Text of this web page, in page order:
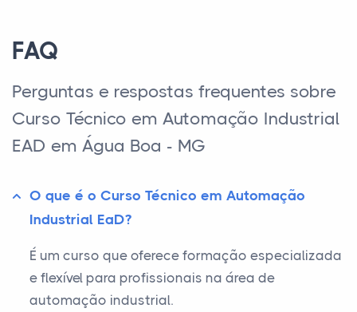
FAQ
Perguntas e respostas frequentes sobre
Curso Técnico em Automação Industrial
EAD em Água Boa - MG
O que é o Curso Técnico em Automação
Industrial EaD?
É um curso que oferece formação especializada
e flexível para profissionais na área de
automação industrial.